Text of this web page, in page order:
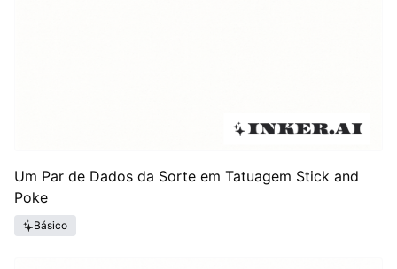
Um Par de Dados da Sorte em Tatuagem Stick and
Poke
Básico